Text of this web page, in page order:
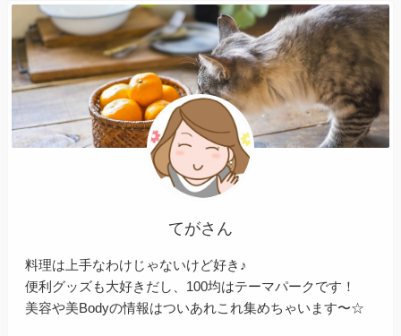
てがさん
料理は上手なわけじゃないけど好き♪
便利グッズも大好きだし、100均はテーマパークです！
美容や美Bodyの情報はついあれこれ集めちゃいます〜☆